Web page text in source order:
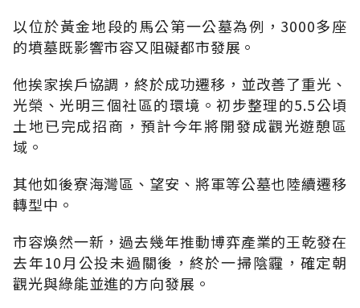
以位於黃金地段的馬公第一公墓為例，3000多座
的墳墓既影響市容又阻礙都市發展。
他挨家挨戶協調，終於成功遷移，並改善了重光、
光榮、光明三個社區的環境。初步整理的5.5公頃
土地已完成招商，預計今年將開發成觀光遊憩區
域。
其他如後寮海灣區、望安、將軍等公墓也陸續遷移
轉型中。
市容煥然一新，過去幾年推動博弈產業的王乾發在
去年10月公投未過關後，終於一掃陰霾，確定朝
觀光與綠能並進的方向發展。